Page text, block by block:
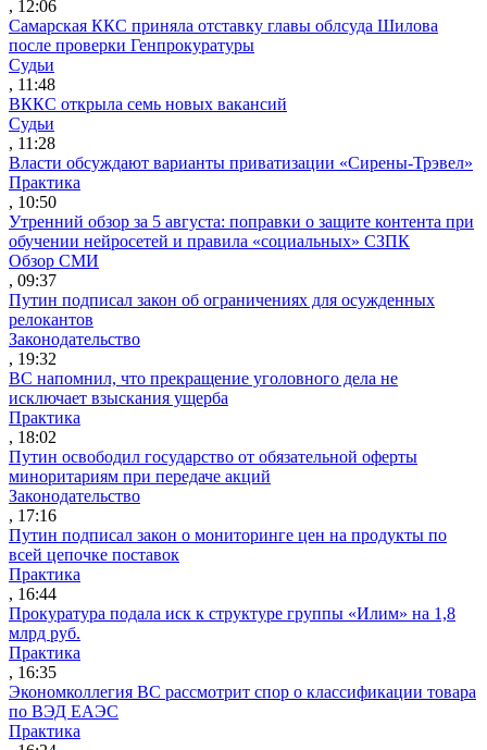
, 12:06
Самарская ККС приняла отставку главы облсуда Шилова
после проверки Генпрокуратуры
Судьи
, 11:48
ВККС открыла семь новых вакансий
Судьи
, 11:28
Власти обсуждают варианты приватизации «Сирены-Трэвел»
Практика
, 10:50
Утренний обзор за 5 августа: поправки о защите контента при
обучении нейросетей и правила «социальных» СЗПК
Обзор СМИ
, 09:37
Путин подписал закон об ограничениях для осужденных
релокантов
Законодательство
, 19:32
ВС напомнил, что прекращение уголовного дела не
исключает взыскания ущерба
Практика
, 18:02
Путин освободил государство от обязательной оферты
миноритариям при передаче акций
Законодательство
, 17:16
Путин подписал закон о мониторинге цен на продукты по
всей цепочке поставок
Практика
, 16:44
Прокуратура подала иск к структуре группы «Илим» на 1,8
млрд руб.
Практика
, 16:35
Экономколлегия ВС рассмотрит спор о классификации товара
по ВЭД ЕАЭС
Практика